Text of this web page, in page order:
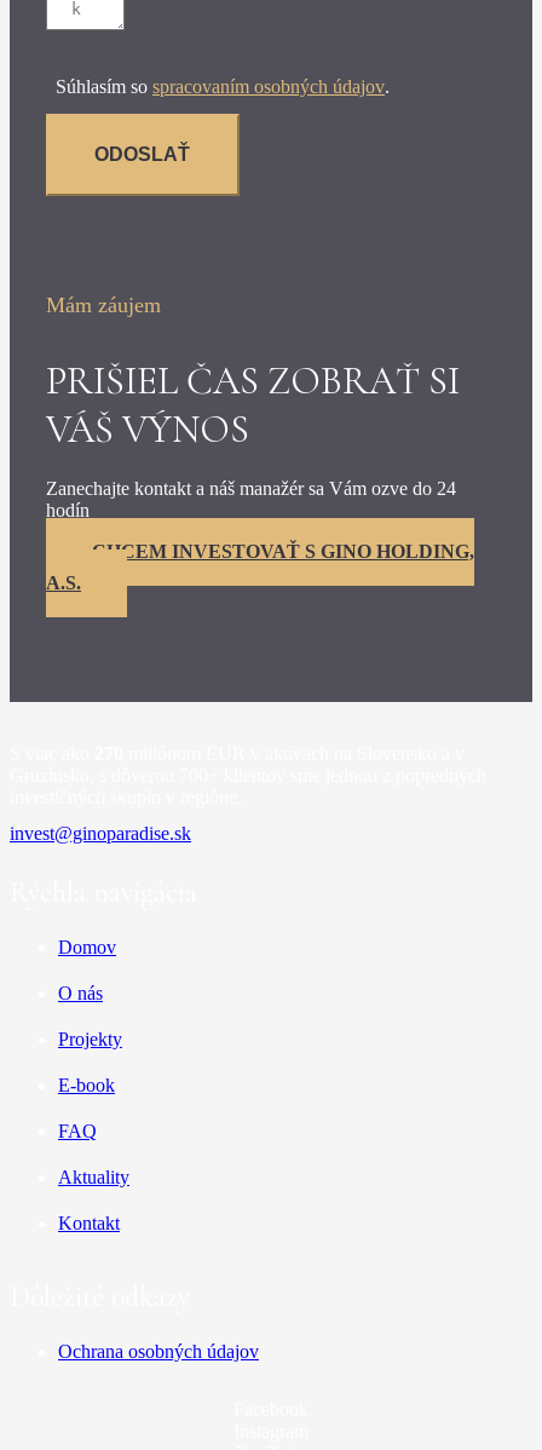
Súhlasím so spracovaním osobných údajov.
ODOSLAŤ
Mám záujem
PRIŠIEL ČAS ZOBRAŤ SI
VÁŠ VÝNOS
Zanechajte kontakt a náš manažér sa Vám ozve do 24
hodín
CHCEM INVESTOVAŤ S GINO HOLDING,
A.S.
invest@ginoparadise.sk
Domov
O nás
Projekty
E-book
FAQ
Aktuality
Kontakt
Ochrana osobných údajov